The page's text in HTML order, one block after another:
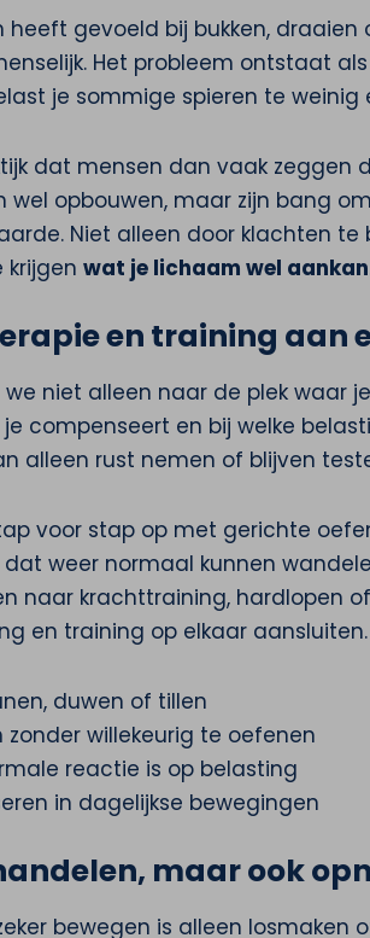
heeft gevoeld bij bukken,
Het probleem ontstaat
je sommige spieren te weinig
dat mensen dan vaak zeggen
wel opbouwen, maar zijn bang
Niet alleen door klachten te
krijgen wat je lichaam wel aankan
en training aan
we niet alleen naar de plek waar
compenseert en bij welke
alleen rust nemen of blijven
voor stap op met gerichte
weer normaal kunnen
naar krachttraining, hardlopen
en training op elkaar aansluiten.
duwen of tillen
willekeurig te oefenen
reactie is op belasting
in dagelijkse bewegingen
maar ook
bewegen is alleen losmaken